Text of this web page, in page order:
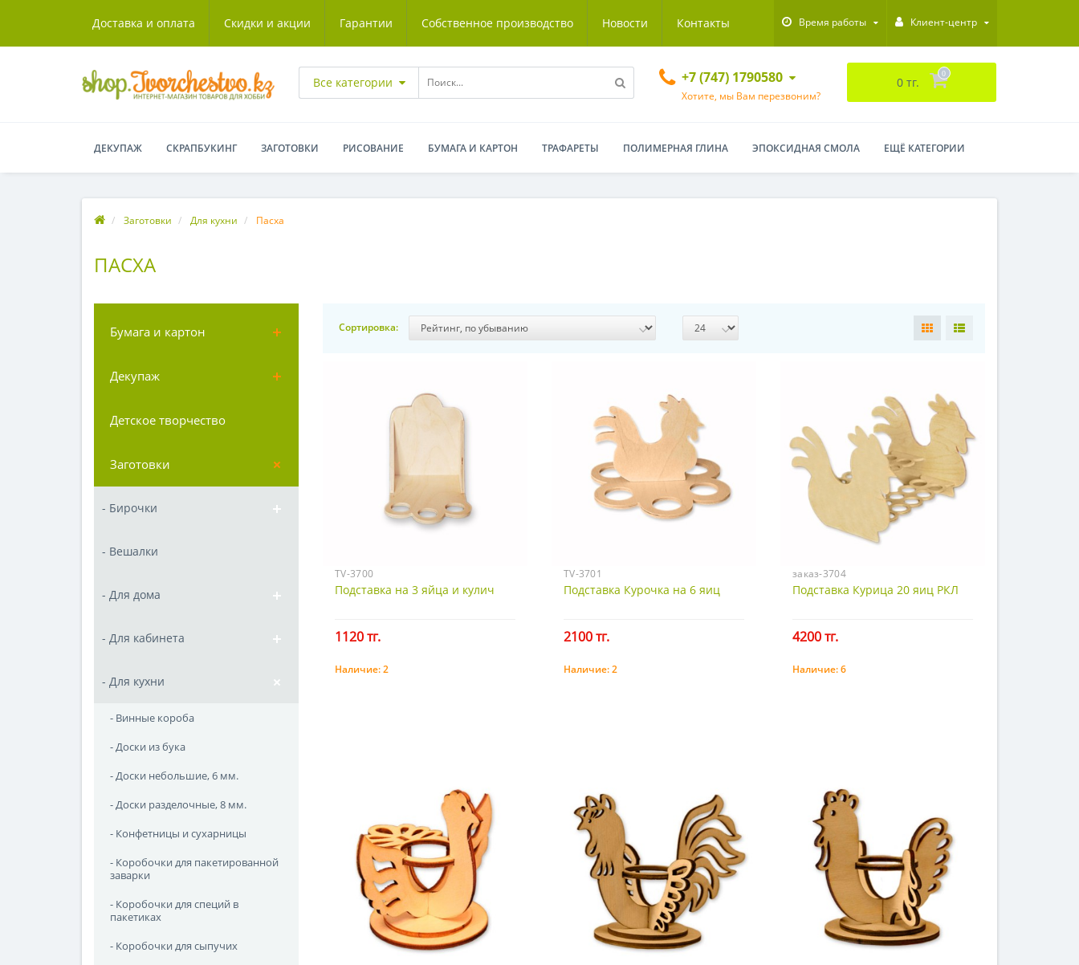
Доставка и оплата Скидки и акции Гарантии Собственное производство Новости Контакты Время работы Клиент-центр
Все категории +7 (747) 1790580
Хотите, мы Вам перезвоним?
0 тг.
0
ДЕКУПАЖ СКРАПБУКИНГ ЗАГОТОВКИ РИСОВАНИЕ БУМАГА И КАРТОН ТРАФАРЕТЫ ПОЛИМЕРНАЯ ГЛИНА ЭПОКСИДНАЯ СМОЛА ЕЩЁ КАТЕГОРИИ
Заготовки Для кухни Пасха
ПАСХА
Бумага и картон
Декупаж
Детское творчество
Заготовки
- Бирочки
- Вешалки
- Для дома
- Для кабинета
- Для кухни
- Винные короба
- Доски из бука
- Доски небольшие, 6 мм.
- Доски разделочные, 8 мм.
- Конфетницы и сухарницы
- Коробочки для пакетированной
заварки
- Коробочки для специй в
пакетиках
- Коробочки для сыпучих
Сортировка:
TV-3700
Подставка на 3 яйца и кулич
1120 тг.
Купить
Наличие:2
TV-3701
Подставка Курочка на 6 яиц
2100 тг.
Купить
Наличие:2
заказ-3704
Подставка Курица 20 яиц РКЛ
4200 тг.
Купить
Наличие:6